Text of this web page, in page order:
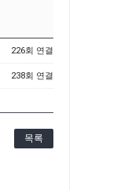
226회 연결
238회 연결
목록